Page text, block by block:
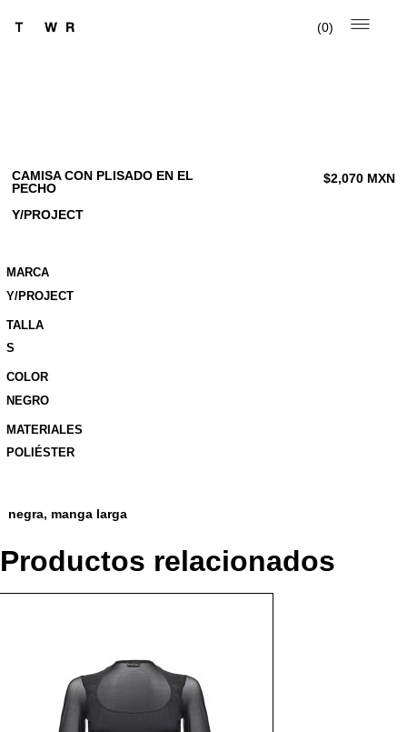
0
CAMISA CON PLISADO EN EL
PECHO
Y/PROJECT
$2,070MXN
MARCA
Y/PROJECT
TALLA
S
COLOR
NEGRO
MATERIALES
POLIÉSTER
negra, manga larga
Productos relacionados